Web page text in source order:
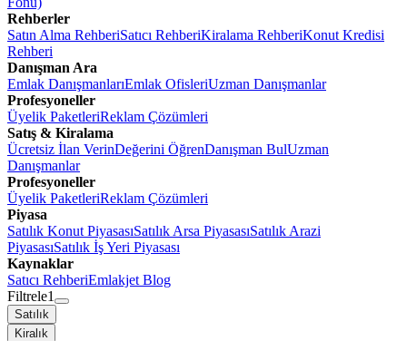
Rehberler
Satın Alma RehberiSatıcı RehberiKiralama RehberiKonut Kredisi
Rehberi
Danışman Ara
Emlak DanışmanlarıEmlak OfisleriUzman Danışmanlar
Profesyoneller
Üyelik PaketleriReklam Çözümleri
Satış & Kiralama
Ücretsiz İlan VerinDeğerini ÖğrenDanışman BulUzman
Danışmanlar
Profesyoneller
Üyelik PaketleriReklam Çözümleri
Piyasa
Satılık Konut PiyasasıSatılık Arsa PiyasasıSatılık Arazi
PiyasasıSatılık İş Yeri Piyasası
Kaynaklar
Satıcı RehberiEmlakjet Blog
Filtrele1
Satılık
Kiralık